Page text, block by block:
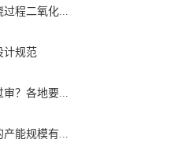
程二氧化...
计规范
？各地要...
能规模有...